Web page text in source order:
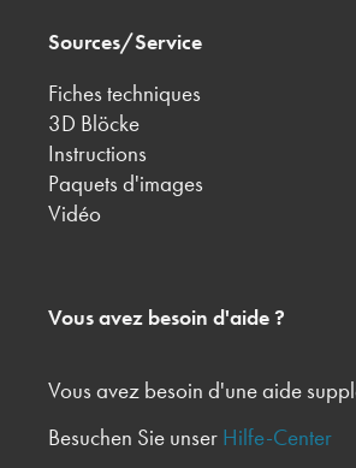
Sources/Service
Fiches techniques
3D Blöcke
Instructions
Paquets d'images
Vidéo
Vous avez besoin d'aide ?
Vous avez besoin d'une aide
Besuchen Sie unser Hilfe-Center